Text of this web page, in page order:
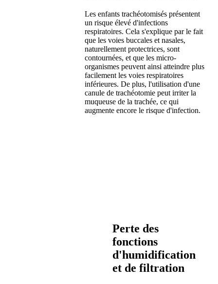
Les enfants trachéotomisés présentent
un risque élevé d'infections
respiratoires. Cela s'explique par le fait
que les voies buccales et nasales,
naturellement protectrices, sont
contournées, et que les micro-
organismes peuvent ainsi atteindre plus
facilement les voies respiratoires
inférieures. De plus, l'utilisation d'une
canule de trachéotomie peut irriter la
muqueuse de la trachée, ce qui
augmente encore le risque d'infection.
Perte des
fonctions
d'humidification
et de filtration